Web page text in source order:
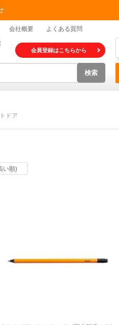
会社概要 よくある質問
会員登録はこちらから
検索
ドア
い順)